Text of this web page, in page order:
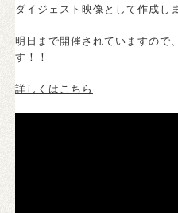
ダイジェスト映像として作成し
明日まで開催されていますので
す！！
詳しくはこちら